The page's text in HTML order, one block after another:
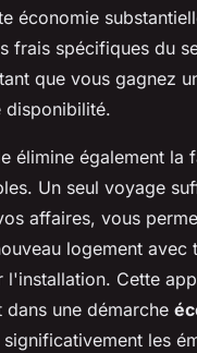
économie
frais spécifiques du
que vous gagnez
disponibilité.
élimine également la
Un seul voyage
affaires, vous
logement avec
l'installation. Cette
dans une démarche
les